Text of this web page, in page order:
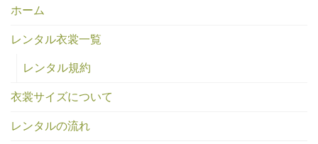
ホーム
レンタル衣裳一覧
レンタル規約
衣裳サイズについて
レンタルの流れ